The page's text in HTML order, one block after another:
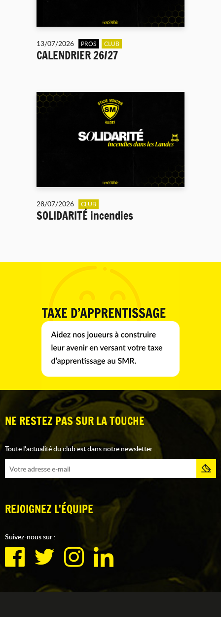
13/07/2026 PROS CLUB
CALENDRIER 26/27
28/07/2026 CLUB
SOLIDARITÉ incendies
NE RESTEZ PAS SUR LA TOUCHE
Toute l'actualité du club est dans notre newsletter
REJOIGNEZ L'ÉQUIPE
Suivez-nous sur :